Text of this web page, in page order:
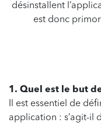
désinstallent
est donc
1. Quel est le but
Il est essentiel de
application : s’agit-il